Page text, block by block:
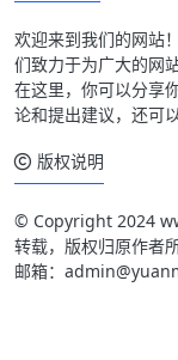
欢迎来到我们的网站
们致力于为广大的网
在这里，你可以分享
论和提出建议，还可
版权说明
© Copyright 2024
转载，版权归原作者
邮箱：